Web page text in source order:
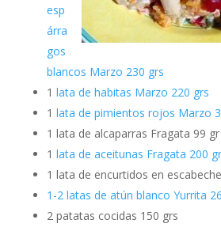
esp
árra
gos
blancos Marzo 230 grs
1 lata de habitas Marzo 220 grs
1 lata de pimientos rojos Marzo
1 lata de alcaparras Fragata 99 gr
1 lata de aceitunas Fragata 200 gr
1 lata de encurtidos en
1-2 latas de atún blanco Yurrita
2 patatas cocidas 150 grs